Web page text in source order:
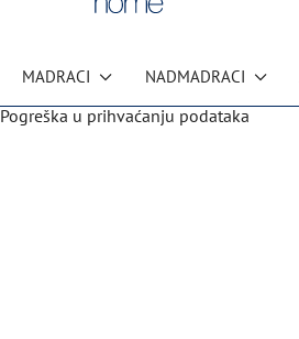
MADRACI NADMADRACI
Pogreška u prihvaćanju podataka